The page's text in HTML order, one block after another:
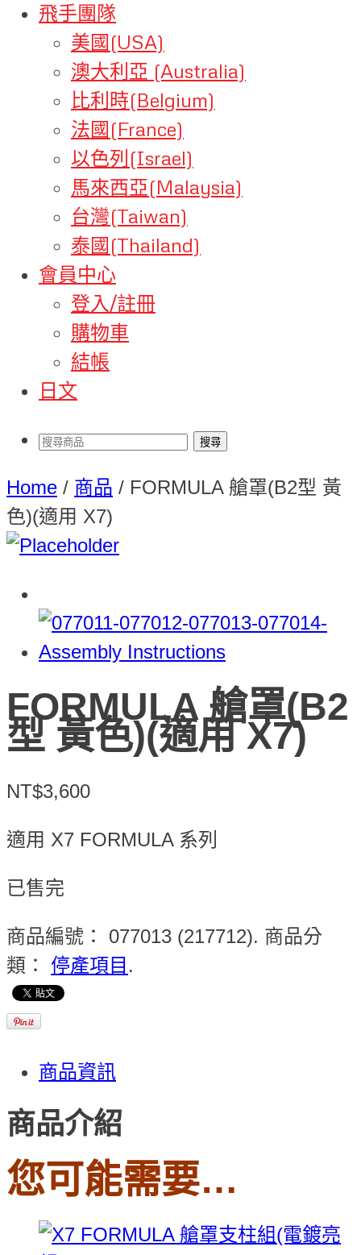
飛手團隊
美國(USA)
澳大利亞 (Australia)
比利時(Belgium)
法國(France)
以色列(Israel)
馬來西亞(Malaysia)
台灣(Taiwan)
泰國(Thailand)
會員中心
登入/註冊
購物車
結帳
日文
Home / 商品 / FORMULA 艙罩(B2型 黃
色)(適用 X7)
FORMULA 艙罩(B2
型 黃色)(適用 X7)
NT$3,600
適用 X7 FORMULA 系列
已售完
商品編號： 077013 (217712). 商品分
類： 停產項目 .
商品資訊
商品介紹
您可能需要…